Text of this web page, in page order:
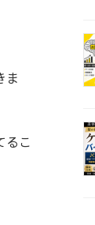
ま
るこ